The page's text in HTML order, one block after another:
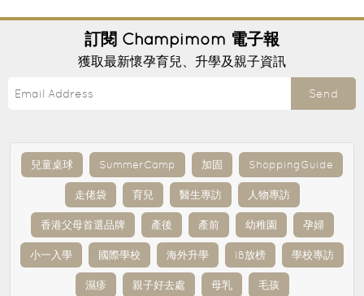
訂閱 Champimom 電子報
獲取最新懷孕育兒、升學及親子資訊
Send
兒童桌球 SummerCamp 加固 ShoppingGuide
走佬袋 育兒 醫生專訪 人物專訪
香港父母首選品牌 產後 產前 幼稚園 孕婦
小一入學 國際學校 海外升學 IB放榜 學校專訪
濕疹 親子好去處 母乳 毛孩